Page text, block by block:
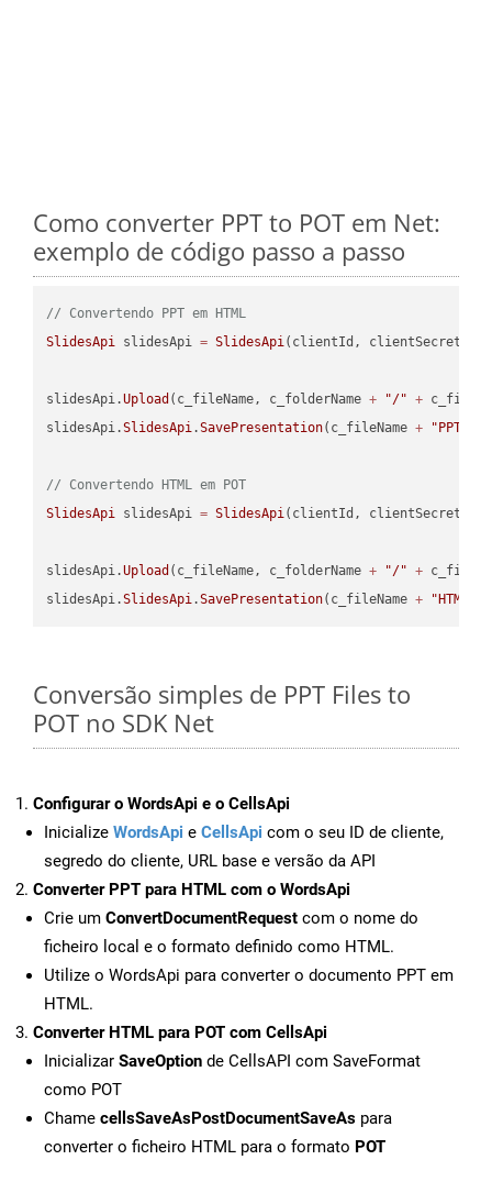
Como converter PPT to POT em Net:
exemplo de código passo a passo
// Convertendo PPT em HTML
SlidesApi slidesApi = SlidesApi(clientId, clientSecret);
slidesApi.Upload (c_fileName, c_folderName + "/" +
slidesApi.SlidesApi.SavePresentation(c_fileName + "PPT"
// Convertendo HTML em POT
SlidesApi slidesApi = SlidesApi(clientId, clientSecret);
slidesApi.Upload (c_fileName, c_folderName + "/" +
slidesApi.SlidesApi.SavePresentation(c_fileName + "HTML"
Conversão simples de PPT Files to
POT no SDK Net
Configurar o WordsApi e o CellsApi
Inicialize WordsApi e CellsApi com o seu ID de cliente,
segredo do cliente, URL base e versão da API
Converter PPT para HTML com o WordsApi
Crie um ConvertDocumentRequest com o nome do
ficheiro local e o formato definido como HTML.
Utilize o WordsApi para converter o documento PPT em
HTML.
Converter HTML para POT com CellsApi
Inicializar SaveOption de CellsAPI com SaveFormat
como POT
Chame cellsSaveAsPostDocumentSaveAs para
converter o ficheiro HTML para o formato POT